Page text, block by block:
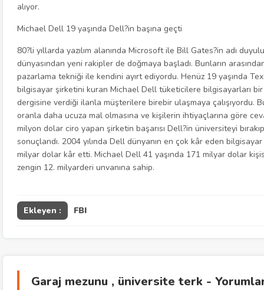
alıyor.
Michael Dell 19 yaşında Dell?in başına geçti
80?li yıllarda yazılım alanında Microsoft ile Bill Gates?in adı
dünyasından yeni rakipler de doğmaya başladı. Bunların
pazarlama tekniği ile kendini ayırt ediyordu. Henüz 19 yaşında
bilgisayar şirketini kuran Michael Dell tüketicilere bilgisayarları bir
dergisine verdiği ilanla müşterilere birebir ulaşmaya çalışıyordu.
oranla daha ucuza mal olmasına ve kişilerin ihtiyaçlarına göre
milyon dolar ciro yapan şirketin başarısı Dell?in üniversiteyi
sonuçlandı. 2004 yılında Dell dünyanın en çok kâr eden
milyar dolar kâr etti. Michael Dell 41 yaşında 171 milyar dolar
zengin 12. milyarderi unvanına sahip.
Ekleyen : FBI
Garaj mezunu , üniversite terk -